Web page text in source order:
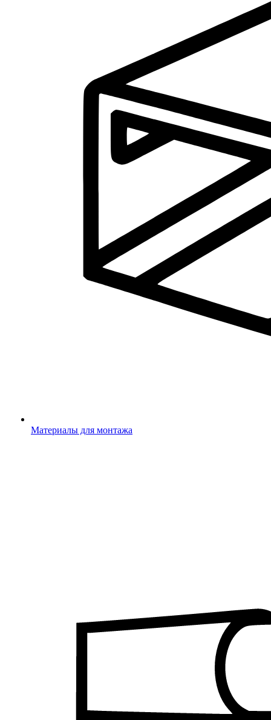
Материалы для монтажа